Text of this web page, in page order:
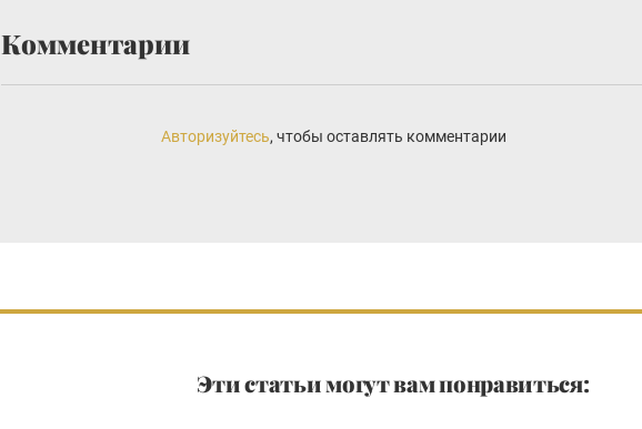
Комментарии
Авторизуйтесь, чтобы оставлять комментарии
Эти статьи могут вам понравиться: